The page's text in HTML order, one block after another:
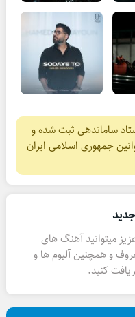
ساماندهی ثبت شده و
جمهوری اسلامی ایران
میتوانید آهنگ های
و همچنین آلبوم ها و
کنید.